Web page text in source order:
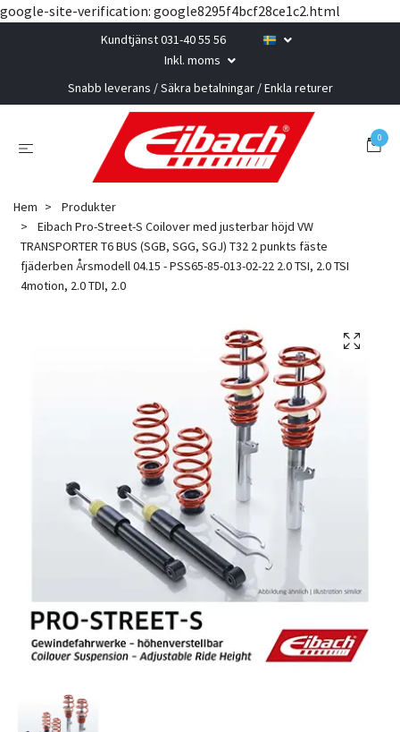
google-site-verification: google8295f4bcf28ce1c2.html
Kundtjänst 031-40 55 56
Inkl. moms
Snabb leverans / Säkra betalningar / Enkla returer
0
Hem
Produkter
Eibach Pro-Street-S Coilover med justerbar höjd VW
TRANSPORTER T6 BUS (SGB, SGG, SGJ) T32 2 punkts fäste
fjäderben Årsmodell 04.15 - PSS65-85-013-02-22 2.0 TSI, 2.0 TSI
4motion, 2.0 TDI, 2.0